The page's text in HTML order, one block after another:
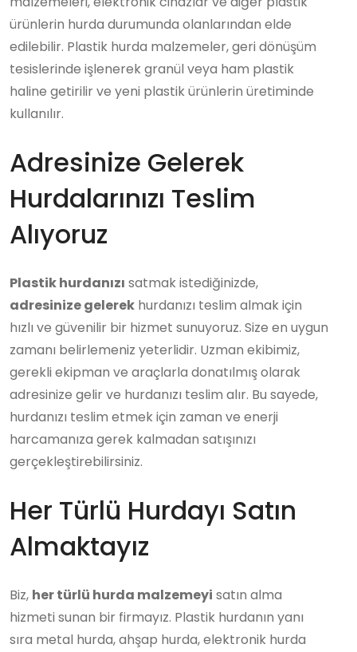
ürünlerin hurda durumunda olanlarından elde
edilebilir. Plastik hurda malzemeler, geri dönüşüm
tesislerinde işlenerek granül veya ham plastik
haline getirilir ve yeni plastik ürünlerin üretiminde
kullanılır.
Adresinize Gelerek
Hurdalarınızı Teslim
Alıyoruz
Plastik hurdanızı satmak istediğinizde,
adresinize gelerek hurdanızı teslim almak için
hızlı ve güvenilir bir hizmet sunuyoruz. Size en uygun
zamanı belirlemeniz yeterlidir. Uzman ekibimiz,
gerekli ekipman ve araçlarla donatılmış olarak
adresinize gelir ve hurdanızı teslim alır. Bu sayede,
hurdanızı teslim etmek için zaman ve enerji
harcamanıza gerek kalmadan satışınızı
gerçekleştirebilirsiniz.
Her Türlü Hurdayı Satın
Almaktayız
Biz, her türlü hurda malzemeyi satın alma
hizmeti sunan bir firmayız. Plastik hurdanın yanı
sıra metal hurda, ahşap hurda, elektronik hurda